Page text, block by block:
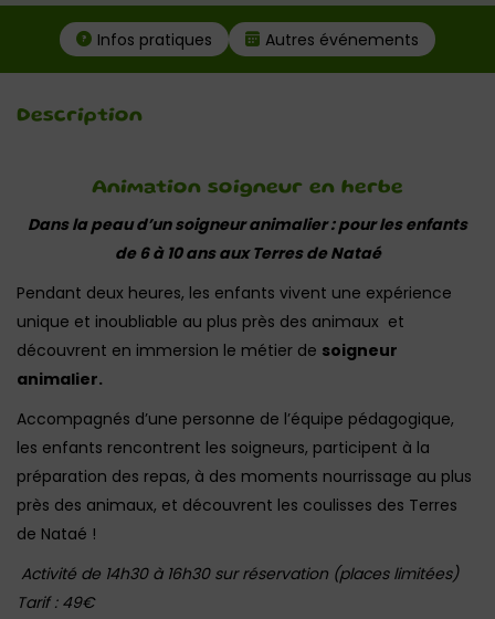
Infos pratiques Autres événements
Description
Animation soigneur en herbe
Dans la peau d’un soigneur animalier : pour les enfants
de 6 à 10 ans aux Terres de Nataé
Pendant deux heures, les enfants vivent une expérience
unique et inoubliable au plus près des animaux et
découvrent en immersion le métier de soigneur
animalier.
Accompagnés d’une personne de l’équipe pédagogique,
les enfants rencontrent les soigneurs, participent à la
préparation des repas, à des moments nourrissage au plus
près des animaux, et découvrent les coulisses des Terres
de Nataé !
Activité de 14h30 à 16h30 sur réservation (places limitées)
Tarif : 49€